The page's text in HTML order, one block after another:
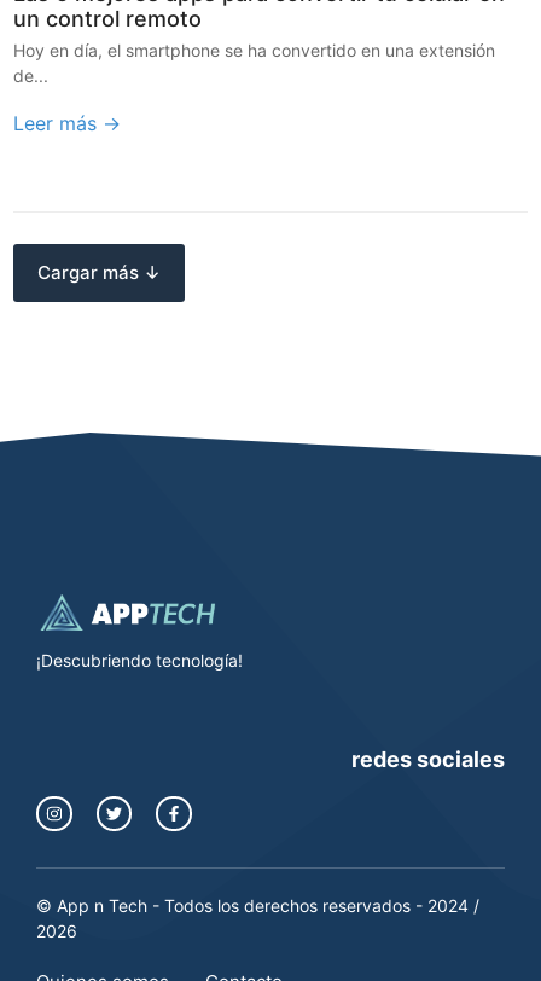
un control remoto
Hoy en día, el smartphone se ha convertido en una extensión
de...
Leer más →
Cargar más ↓
¡Descubriendo tecnología!
redes sociales
© App n Tech - Todos los derechos reservados - 2024 /
2026